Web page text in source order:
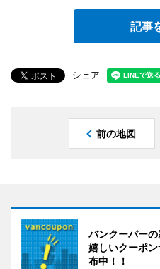
記事
シェア
前の地図
バンクーバーの
嬉しいクーポ
布中！！